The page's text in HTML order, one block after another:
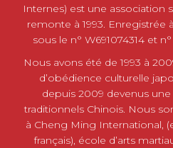
Internes) est une association
remonte à 1993. Enregistrée
sous le n° W691074314 et n°
Nous avons été de 1993 à
d’obédience culturelle
depuis 2009 devenus une
traditionnels Chinois. Nous
à Cheng Ming International,
français), école d’arts